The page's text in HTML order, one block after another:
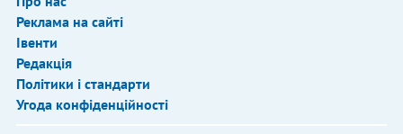
Реклама на сайті
Івенти
Редакція
Політики і стандарти
Угода конфіденційності